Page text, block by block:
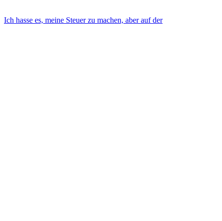
Ich hasse es, meine Steuer zu machen, aber auf der